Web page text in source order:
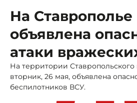
На Ставрополье
объявлена
атаки
На территории Ставропольского
вторник, 26 мая, объявлена
беспилотников ВСУ.